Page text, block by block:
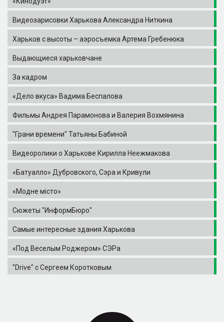
Видеозарисовки Харькова Александра Ниткина
Харьков с высоты – аэросъемка Артема Гребенюка
Выдающиеся харьковчане
За кадром
«Дело вкуса» Вадима Беспалова
Фильмы Андрея Парамонова и Валерия Вохмянина
"Грани времени" Татьяны Бабиной
Видеоролики о Харькове Кирилла Неежмакова
«Батуалло» Дубровского, Сэра и Кривули
«Модне місто»
Сюжеты "ИнформБюро"
Самые интересные здания Харькова
«Под Веселым Роджером» СЭРа
"Drive" с Сергеем Коротковым